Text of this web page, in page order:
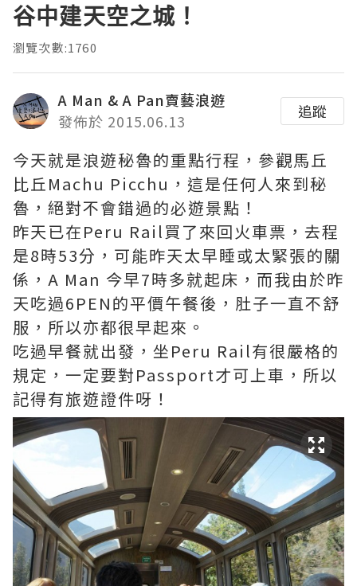
谷中建天空之城！
瀏覽次數:1760
A Man & A Pan賣藝浪遊
發佈於 2015.06.13
追蹤
今天就是浪遊秘魯的重點行程，參觀馬丘
比丘Machu Picchu，這是任何人來到秘
魯，絕對不會錯過的必遊景點！
昨天已在Peru Rail買了來回火車票，去程
是8時53分，可能昨天太早睡或太緊張的關
係，A Man 今早7時多就起床，而我由於昨
天吃過6PEN的平價午餐後，肚子一直不舒
服，所以亦都很早起來。
吃過早餐就出發，坐Peru Rail有很嚴格的
規定，一定要對Passport才可上車，所以
記得有旅遊證件呀！